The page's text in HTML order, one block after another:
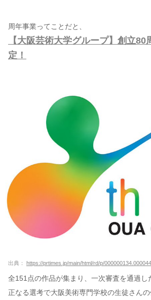
周年事業ってことだと、
【大阪芸術大学グループ】創立80
定！
出典： https://prtimes.jp/main/html/rd/p/
全151点の作品が集まり、一次審査を通過し
正なる選考で大阪美術専門学校の生徒さんの